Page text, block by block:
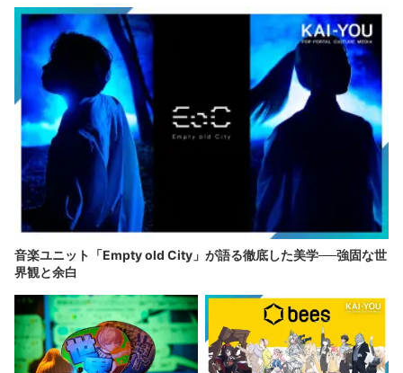
音楽ユニット「Empty old City」が語る徹底した美学──強固な世
界観と余白